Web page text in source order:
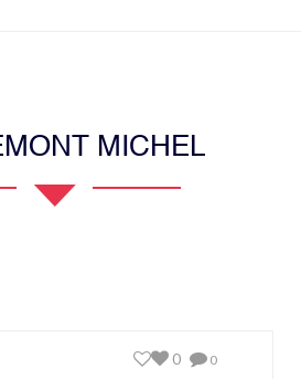
MICHEL
0
0